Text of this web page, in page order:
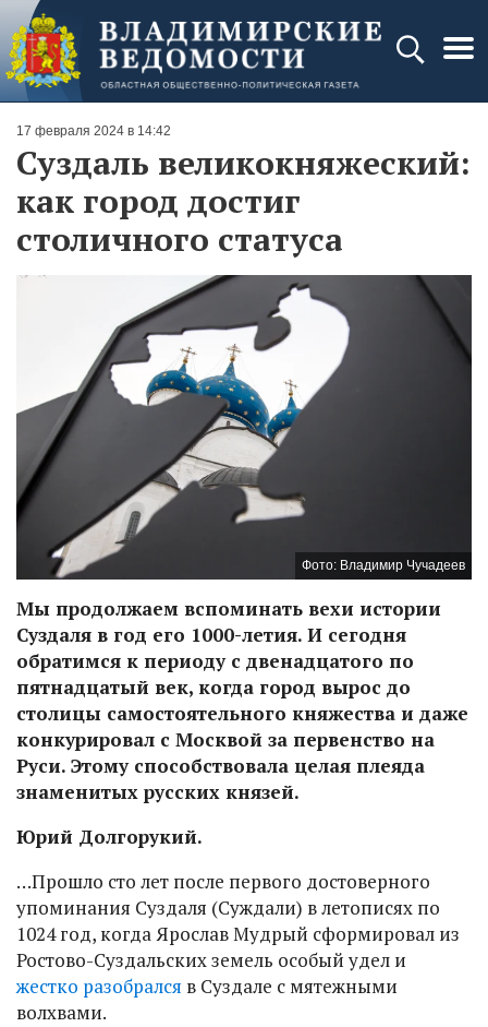
17 февраля 2024 в 14:42
Суздаль великокняжеский:
как город достиг
столичного статуса
Фото: Владимир Чучадеев
Мы продолжаем вспоминать вехи истории
Суздаля в год его 1000-летия. И сегодня
обратимся к периоду с двенадцатого по
пятнадцатый век, когда город вырос до
столицы самостоятельного княжества и даже
конкурировал с Москвой за первенство на
Руси. Этому способствовала целая плеяда
знаменитых русских князей.
Юрий Долгорукий.
…Прошло сто лет после первого достоверного
упоминания Суздаля (Суждали) в летописях по
1024 год, когда Ярослав Мудрый сформировал из
Ростово-Суздальских земель особый удел и
жестко разобрался в Суздале с мятежными
волхвами.